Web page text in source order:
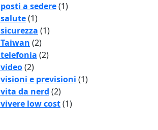
posti a sedere(1)
salute(1)
sicurezza (1)
Taiwan (2)
telefonia (2)
video(2)
visioni e previsioni (1)
vita da nerd (2)
vivere low cost(1)